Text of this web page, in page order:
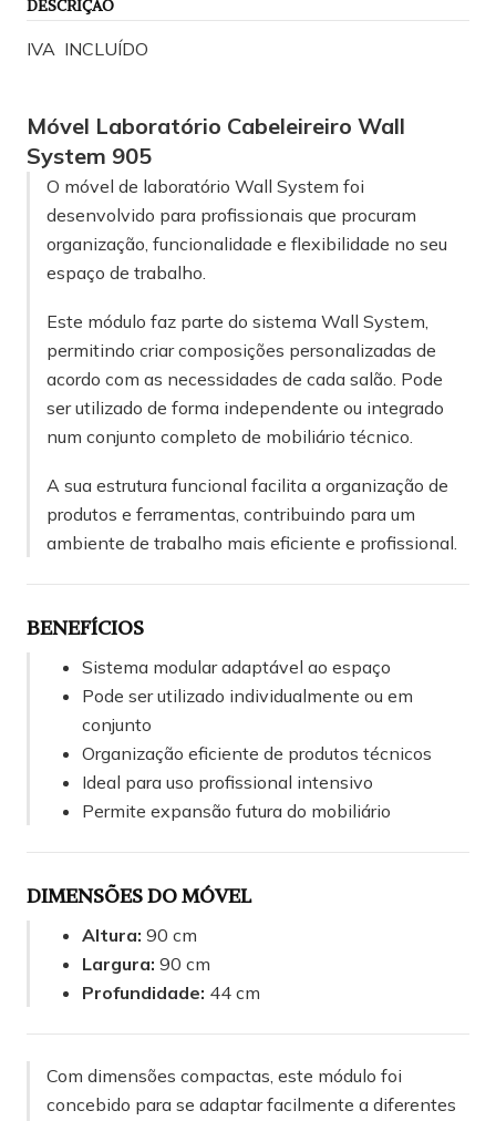
DESCRIÇÃO
IVA INCLUÍDO
Móvel Laboratório Cabeleireiro Wall
System 905
O móvel de laboratório Wall System foi
desenvolvido para profissionais que procuram
organização, funcionalidade e flexibilidade no seu
espaço de trabalho.
Este módulo faz parte do sistema Wall System,
permitindo criar composições personalizadas de
acordo com as necessidades de cada salão. Pode
ser utilizado de forma independente ou integrado
num conjunto completo de mobiliário técnico.
A sua estrutura funcional facilita a organização de
produtos e ferramentas, contribuindo para um
ambiente de trabalho mais eficiente e profissional.
BENEFÍCIOS
Sistema modular adaptável ao espaço
Pode ser utilizado individualmente ou em
conjunto
Organização eficiente de produtos técnicos
Ideal para uso profissional intensivo
Permite expansão futura do mobiliário
DIMENSÕES DO MÓVEL
Altura: 90 cm
Largura: 90 cm
Profundidade: 44 cm
Com dimensões compactas, este módulo foi
concebido para se adaptar facilmente a diferentes